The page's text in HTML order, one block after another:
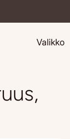
Valikko